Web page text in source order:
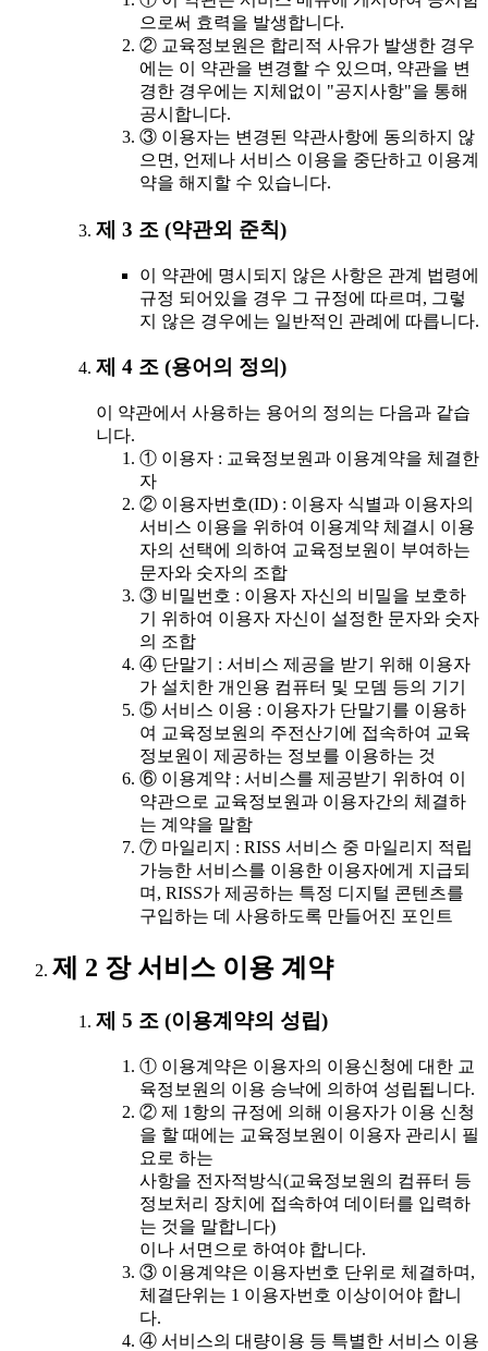
으로써 효력을 발생합니다.
② 교육정보원은 합리적 사유가 발생한 경우
에는 이 약관을 변경할 수 있으며, 약관을 변
경한 경우에는 지체없이 "공지사항"을 통해
공시합니다.
③ 이용자는 변경된 약관사항에 동의하지 않
으면, 언제나 서비스 이용을 중단하고 이용계
약을 해지할 수 있습니다.
제 3 조 (약관외 준칙)
이 약관에 명시되지 않은 사항은 관계 법령에
규정 되어있을 경우 그 규정에 따르며, 그렇
지 않은 경우에는 일반적인 관례에 따릅니다.
제 4 조 (용어의 정의)
이 약관에서 사용하는 용어의 정의는 다음과 같습
니다.
① 이용자 : 교육정보원과 이용계약을 체결한
자
② 이용자번호(ID) : 이용자 식별과 이용자의
서비스 이용을 위하여 이용계약 체결시 이용
자의 선택에 의하여 교육정보원이 부여하는
문자와 숫자의 조합
③ 비밀번호 : 이용자 자신의 비밀을 보호하
기 위하여 이용자 자신이 설정한 문자와 숫자
의 조합
④ 단말기 : 서비스 제공을 받기 위해 이용자
가 설치한 개인용 컴퓨터 및 모뎀 등의 기기
⑤ 서비스 이용 : 이용자가 단말기를 이용하
여 교육정보원의 주전산기에 접속하여 교육
정보원이 제공하는 정보를 이용하는 것
⑥ 이용계약 : 서비스를 제공받기 위하여 이
약관으로 교육정보원과 이용자간의 체결하
는 계약을 말함
⑦ 마일리지 : RISS 서비스 중 마일리지 적립
가능한 서비스를 이용한 이용자에게 지급되
며, RISS가 제공하는 특정 디지털 콘텐츠를
구입하는 데 사용하도록 만들어진 포인트
제 2 장 서비스 이용 계약
제 5 조 (이용계약의 성립)
① 이용계약은 이용자의 이용신청에 대한 교
육정보원의 이용 승낙에 의하여 성립됩니다.
② 제 1항의 규정에 의해 이용자가 이용 신청
을 할 때에는 교육정보원이 이용자 관리시 필
요로 하는
사항을 전자적방식(교육정보원의 컴퓨터 등
정보처리 장치에 접속하여 데이터를 입력하
는 것을 말합니다)
이나 서면으로 하여야 합니다.
③ 이용계약은 이용자번호 단위로 체결하며,
체결단위는 1 이용자번호 이상이어야 합니
다.
④ 서비스의 대량이용 등 특별한 서비스 이용